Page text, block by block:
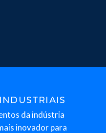
da indústria
inovador para